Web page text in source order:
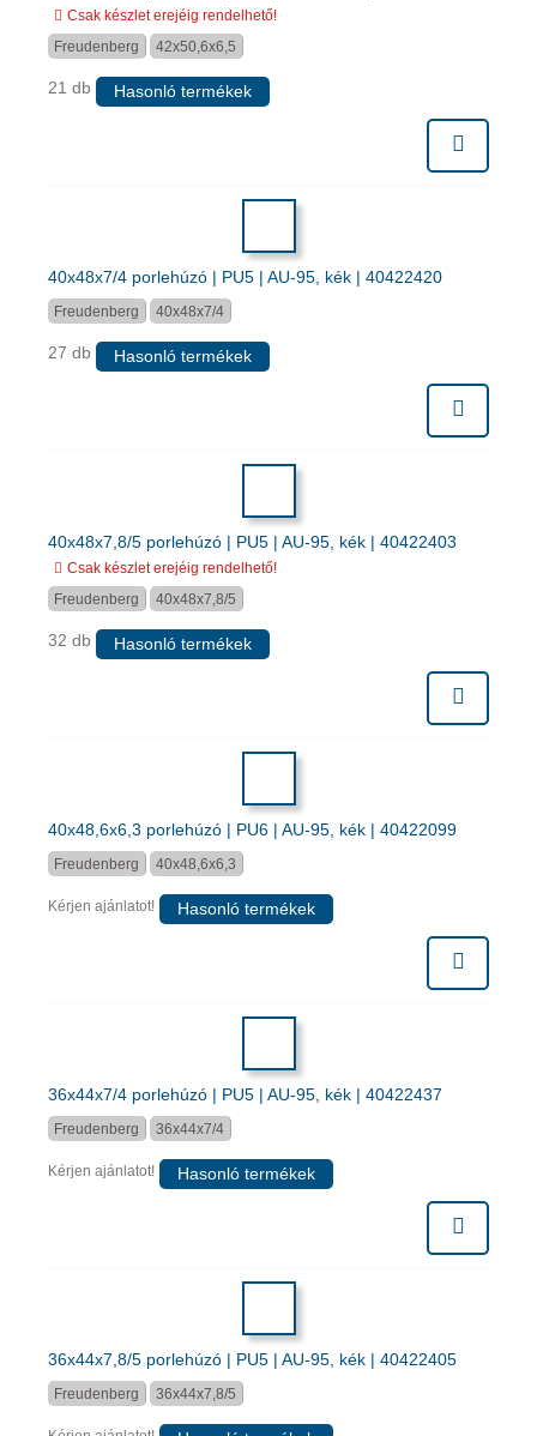
Csak készlet erejéig rendelhető!
Freudenberg
42x50,6x6,5
21 db Hasonló termékek
40x48x7/4 porlehúzó | PU5 | AU-95, kék | 40422420
Freudenberg 40x48x7/4
27 db Hasonló termékek
40x48x7,8/5 porlehúzó | PU5 | AU-95, kék | 40422403
Csak készlet erejéig rendelhető!
Freudenberg
40x48x7,8/5
32 db Hasonló termékek
40x48,6x6,3 porlehúzó | PU6 | AU-95, kék | 40422099
Freudenberg 40x48,6x6,3
Kérjen ajánlatot! Hasonló termékek
36x44x7/4 porlehúzó | PU5 | AU-95, kék | 40422437
Freudenberg 36x44x7/4
Kérjen ajánlatot! Hasonló termékek
36x44x7,8/5 porlehúzó | PU5 | AU-95, kék | 40422405
Freudenberg 36x44x7,8/5